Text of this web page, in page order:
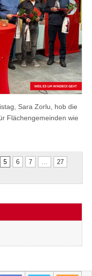
Sara Zorlu, hob die
Flächengemeinden wie
5 6 7 …
27